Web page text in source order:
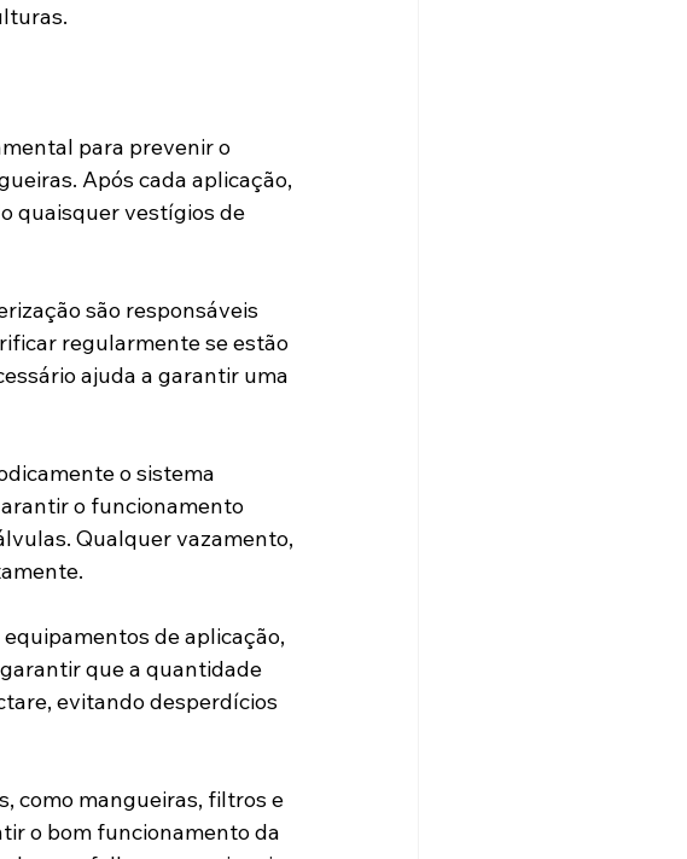
para prevenir o
Após cada aplicação,
quaisquer vestígios de
são responsáveis
regularmente se estão
ajuda a garantir uma
o sistema
o funcionamento
Qualquer vazamento,
de aplicação,
que a quantidade
evitando desperdícios
como mangueiras, filtros e
o bom funcionamento da